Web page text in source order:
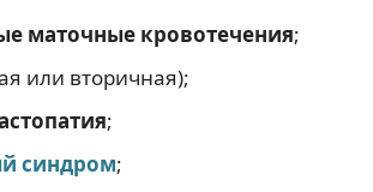
маточные кровотечения;
или вторичная);
;
синдром;